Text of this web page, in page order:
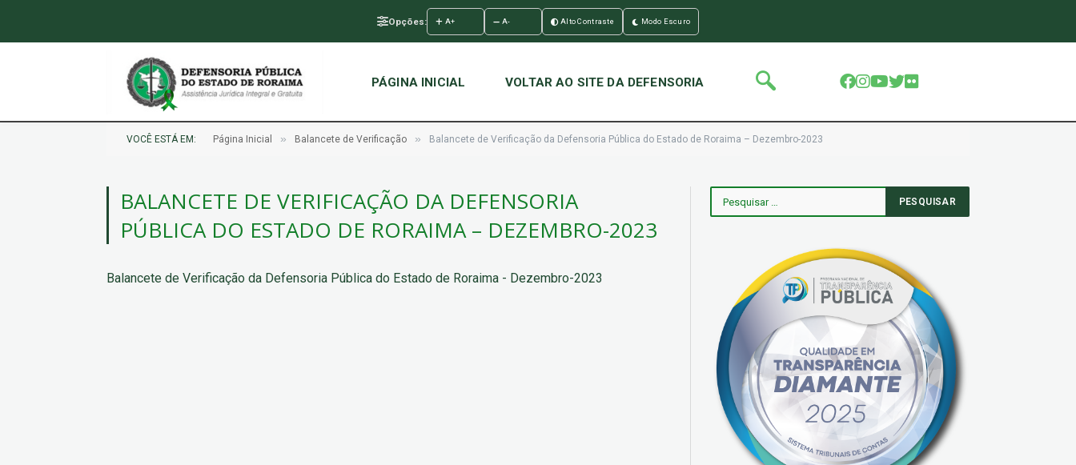
Opções: A+ A- Alto Contraste Modo Escuro
PÁGINA INICIAL VOLTAR AO SITE DA DEFENSORIA
VOCÊ ESTÁ EM: Página Inicial » Balancete de Verificação » Balancete de Verificação da Defensoria Pública do Estado de Roraima – Dezembro-2023
BALANCETE DE VERIFICAÇÃO DA DEFENSORIA
PÚBLICA DO ESTADO DE RORAIMA – DEZEMBRO-2023
Balancete de Verificação da Defensoria Pública do Estado de Roraima - Dezembro-2023